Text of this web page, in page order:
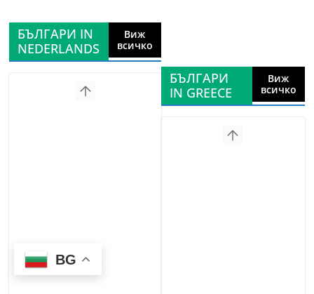
БЪЛГАРИ IN
NEDERLANDS
Виж
всичко
БЪЛГАРИ
IN GREECE
Виж
всичко
BG